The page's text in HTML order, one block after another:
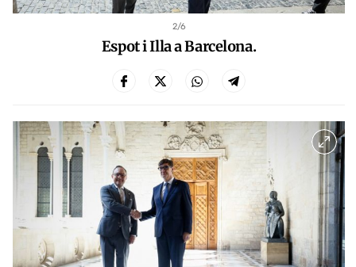
2/6
Espot i Illa a Barcelona.